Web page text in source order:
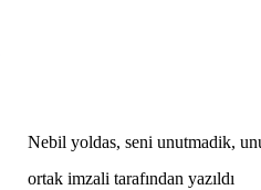
Nebil yoldas, seni unutmadik,
ortak imzali tarafından yazıldı